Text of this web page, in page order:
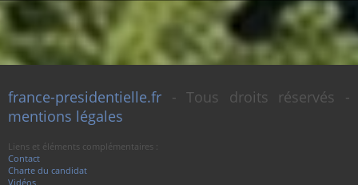
france-presidentielle.fr - Tous droits réservés -
mentions légales
Liens et éléments complémentaires :
Contact
Charte du candidat
Vidéos